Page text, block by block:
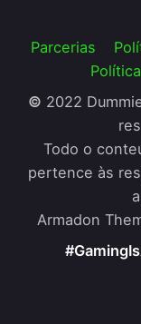
Parcerias
© 2022
Todo o
pertence às
Armadon